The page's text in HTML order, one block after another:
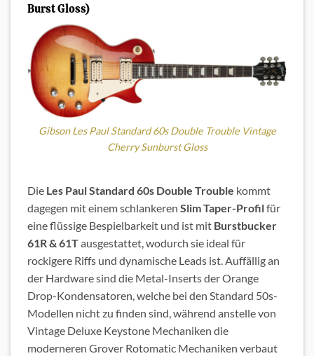
Burst Gloss)
Gibson Les Paul Standard 60s Double Trouble Vintage
Cherry Sunburst Gloss
Die Les Paul Standard 60s Double Trouble kommt
dagegen mit einem schlankeren Slim Taper-Profilfür
eine flüssige Bespielbarkeit und ist mit Burstbucker
61R & 61Tausgestattet, wodurch sie ideal für
rockigere Riffs und dynamische Leads ist. Auffällig an
der Hardware sind die Metal-Inserts der Orange
Drop-Kondensatoren, welche bei den Standard 50s-
Modellen nicht zu finden sind, während anstelle von
Vintage Deluxe Keystone Mechaniken die
moderneren Grover Rotomatic Mechaniken verbaut